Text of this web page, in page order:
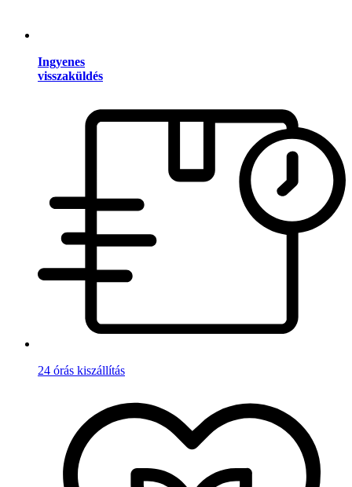
Ingyenes
visszaküldés
24 órás kiszállítás